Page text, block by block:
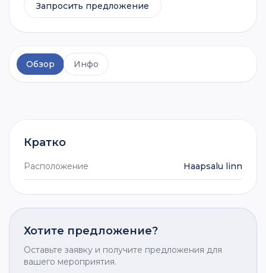
Запросить предложение
Обзор Инфо
Кратко
Расположение Haapsalu linn
Хотите предложение?
Оставьте заявку и получите предложения для
вашего мероприятия.